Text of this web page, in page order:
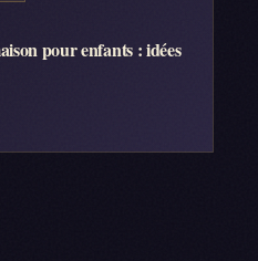
pour enfants : idées